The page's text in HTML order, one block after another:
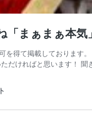
「まぁまぁ本気
を得て掲載しておりま
だければと思います！